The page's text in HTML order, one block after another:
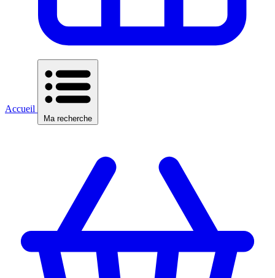
Accueil
Ma recherche